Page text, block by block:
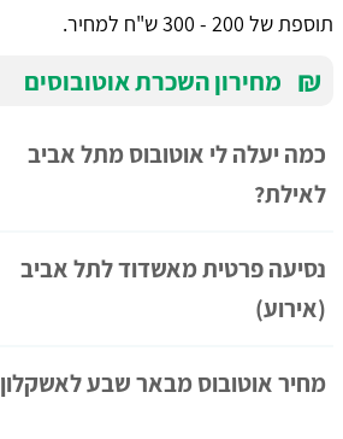
תוספת של 200 - 300 ש"ח למחיר.
₪ מחירון השכרת אוטובוסים
כמה יעלה לי אוטובוס מתל אביב
לאילת?
נסיעה פרטית מאשדוד לתל אביב
(אירוע)
מחיר אוטובוס מבאר שבע לאשקלון